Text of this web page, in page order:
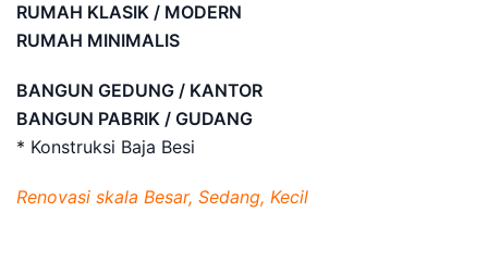
RUMAH KLASIK / MODERN
RUMAH MINIMALIS
BANGUN GEDUNG / KANTOR
BANGUN PABRIK / GUDANG
* Konstruksi Baja Besi
Renovasi skala Besar, Sedang, Kecil